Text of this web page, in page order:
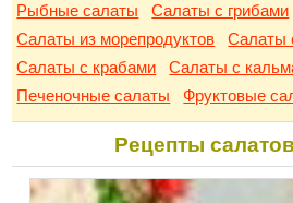
Рыбные салаты
Салаты с грибами
Салаты из морепродуктов
Салаты
Салаты с крабами
Салаты с
Печеночные салаты
Фруктовые
Рецепты